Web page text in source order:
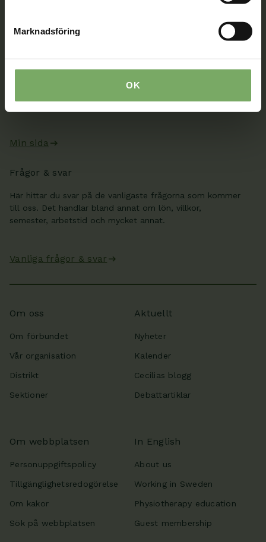
Marknadsföring
OK
När du är inloggad kan du ändra dina uppgifter och se
dina fakturor på Min sida. Där kan du även skicka säkra
från ditt distrikt och din sektion.
Min sida
Frågor & svar
Här hittar du svar på de vanligaste frågorna som kommer
till oss. Det handlar bland annat om lön, villkor,
semester, arbetstid och mycket annat.
Vanliga frågor & svar
Om oss
Om förbundet
Vår organisation
Distrikt
Sektioner
Aktuellt
Nyheter
Kalender
Cecilias blogg
Debattartiklar
Om webbplatsen
Personuppgiftspolicy
Tillgänglighetsredogörelse
Om kakor
Sök på webbplatsen
In English
About us
Working in Sweden
Physiotherapy education
Guest membership